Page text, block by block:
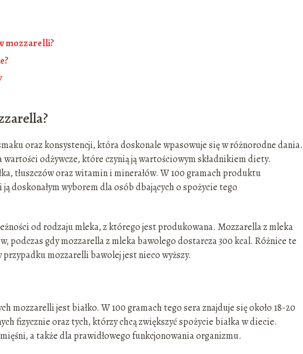
mozzarelli?
oraz konsystencji, która doskonale wpasowuje się w różnorodne dania.
odżywcze, które czynią ją wartościowym składnikiem diety.
tłuszczów oraz witamin i minerałów. W 100 gramach produktu
doskonałym wyborem dla osób dbających o spożycie tego
od rodzaju mleka, z którego jest produkowana. Mozzarella z mleka
podczas gdy mozzarella z mleka bawolego dostarcza 300 kcal. Różnice te
mozzarelli bawolej jest nieco wyższy.
mozzarelli jest białko. W 100 gramach tego sera znajduje się około 18-20
fizycznie oraz tych, którzy chcą zwiększyć spożycie białka w diecie.
a także dla prawidłowego funkcjonowania organizmu.